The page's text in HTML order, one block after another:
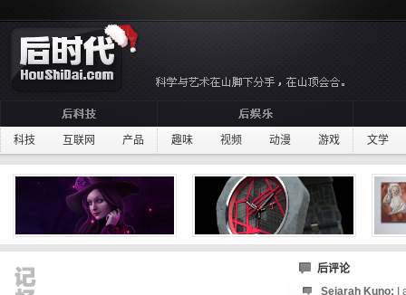
科技 互联网 产品 趣味 视频 动漫 游戏 文学
后评论
Sejarah Kuno: